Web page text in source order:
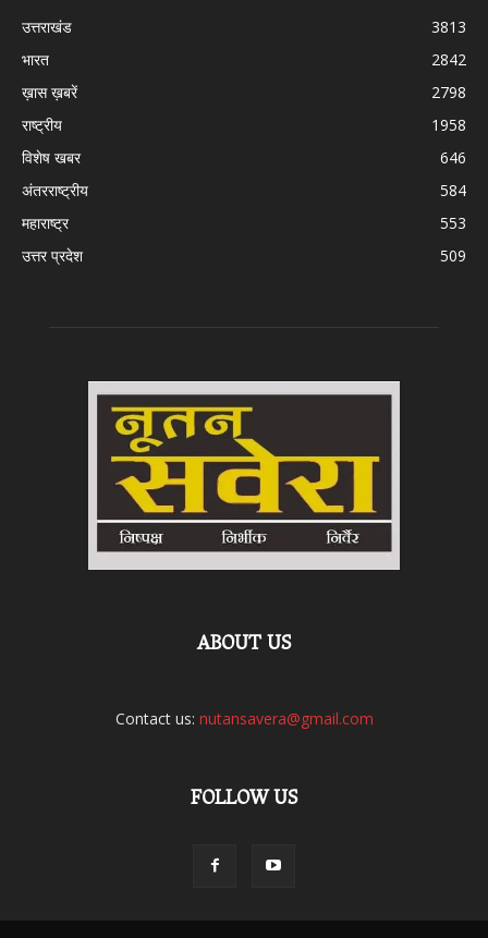
उत्तराखंड
3813
भारत
2842
ख़ास ख़बरें
2798
राष्ट्रीय
1958
विशेष खबर
646
अंतरराष्ट्रीय
584
महाराष्ट्र
553
उत्तर प्रदेश
509
ABOUT US
Contact us: nutansavera@gmail.com
FOLLOW US